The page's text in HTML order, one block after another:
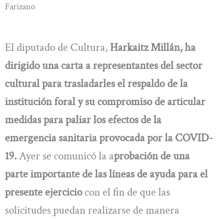
Farizano
El diputado de Cultura, Harkaitz Millán, ha
dirigido una carta a representantes del sector
cultural para trasladarles el respaldo de la
institución foral y su compromiso de articular
medidas para paliar los efectos de la
emergencia sanitaria provocada por la COVID-
19.Ayer se comunicó la aprobación de una
parte importante de las líneas de ayuda para el
presente ejerciciocon el fin de que las
solicitudes puedan realizarse de manera